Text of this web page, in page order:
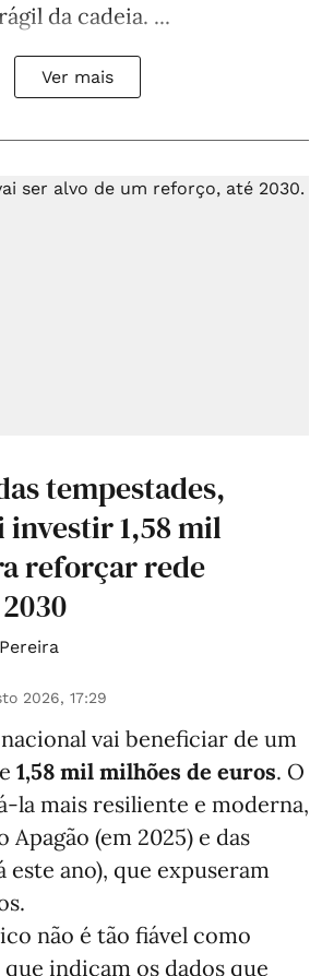
da cadeia. ...
Ver mais
tempestades,
investir 1,58 mil
reforçar rede
2026, 17:29
vai beneficiar de um
1,58 mil milhões de euros. O
la mais resiliente e moderna,
Apagão (em 2025) e das
este ano), que expuseram
não é tão fiável como
indicam os dados que